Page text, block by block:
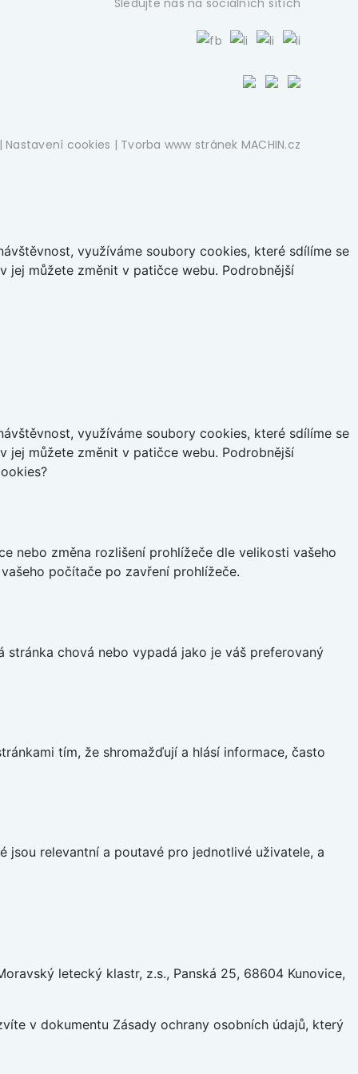
Sledujte nás na sociálních sítích
Nastavení cookies | Tvorba www stránek MACHIN.cz
využíváme soubory cookies, které sdílíme se
jej můžete změnit v patičce webu. Podrobnější
využíváme soubory cookies, které sdílíme se
jej můžete změnit v patičce webu. Podrobnější
nebo změna rozlišení prohlížeče dle velikosti vašeho
počítače po zavření prohlížeče.
chová nebo vypadá jako je váš preferovaný
tím, že shromažďují a hlásí informace, často
jsou relevantní a poutavé pro jednotlivé uživatele, a
letecký klastr, z.s., Panská 25, 68604 Kunovice,
v dokumentu Zásady ochrany osobních údajů, který